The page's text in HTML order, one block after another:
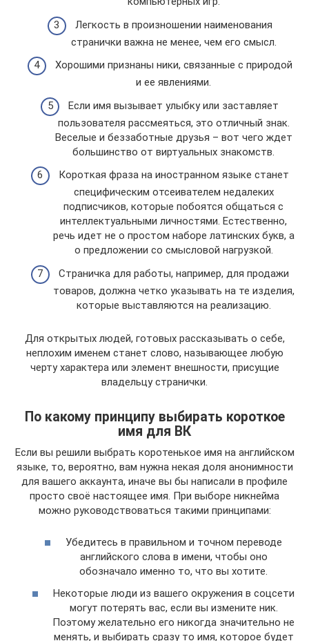
Легкость в произношении наименования
странички важна не менее, чем его смысл.
Хорошими признаны ники, связанные с природой
и ее явлениями.
Если имя вызывает улыбку или заставляет
пользователя рассмеяться, это отличный знак.
Веселые и беззаботные друзья – вот чего ждет
большинство от виртуальных знакомств.
Короткая фраза на иностранном языке станет
специфическим отсеивателем недалеких
подписчиков, которые побоятся общаться с
интеллектуальными личностями. Естественно,
речь идет не о простом наборе латинских букв, а
о предложении со смысловой нагрузкой.
Страничка для работы, например, для продажи
товаров, должна четко указывать на те изделия,
которые выставляются на реализацию.
Для открытых людей, готовых рассказывать о себе,
неплохим именем станет слово, называющее любую
черту характера или элемент внешности, присущие
владельцу странички.
По какому принципу выбирать короткое
имя для ВК
Если вы решили выбрать коротенькое имя на английском
языке, то, вероятно, вам нужна некая доля анонимности
для вашего аккаунта, иначе вы бы написали в профиле
просто своё настоящее имя. При выборе никнейма
можно руководствоваться такими принципами:
Убедитесь в правильном и точном переводе
английского слова в имени, чтобы оно
обозначало именно то, что вы хотите.
Некоторые люди из вашего окружения в соцсети
могут потерять вас, если вы измените ник.
Поэтому желательно его никогда значительно не
менять, и выбирать сразу то имя, которое будет